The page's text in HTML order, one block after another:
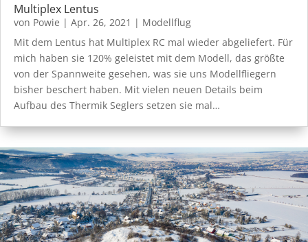
Multiplex Lentus
von Powie | Apr. 26, 2021 | Modellflug
Mit dem Lentus hat Multiplex RC mal wieder abgeliefert. Für
mich haben sie 120% geleistet mit dem Modell, das größte
von der Spannweite gesehen, was sie uns Modellfliegern
bisher beschert haben. Mit vielen neuen Details beim
Aufbau des Thermik Seglers setzen sie mal…